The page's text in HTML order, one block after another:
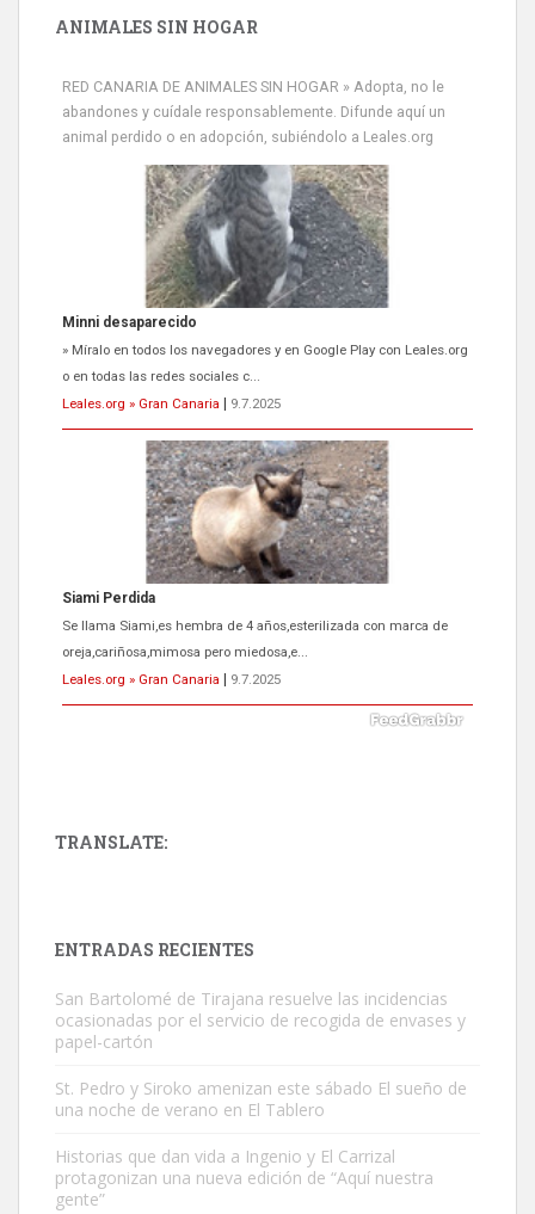
ANIMALES SIN HOGAR
RED CANARIA DE ANIMALES SIN HOGAR » Adopta, no le
abandones y cuídale responsablemente. Difunde aquí un
animal perdido o en adopción, subiéndolo a Leales.org
Minni desaparecido
» Míralo en todos los navegadores y en Google Play con Leales.org
o en todas las redes sociales c...
Leales.org » Gran Canaria
9.7.2025
Siami Perdida
Se llama Siami,es hembra de 4 años,esterilizada con marca de
oreja,cariñosa,mimosa pero miedosa,e...
Leales.org » Gran Canaria
9.7.2025
Leales.org » Gran Canaria | 9.7.2025
Gato manso encontrado
Este gato macho ha aparecido en la calle hace menos de un mes,
es muy manso y extremadamente cari...
TRANSLATE:
ENTRADAS RECIENTES
San Bartolomé de Tirajana resuelve las incidencias
ocasionadas por el servicio de recogida de envases y
papel-cartón
St. Pedro y Siroko amenizan este sábado El sueño de
una noche de verano en El Tablero
Historias que dan vida a Ingenio y El Carrizal
protagonizan una nueva edición de “Aquí nuestra
gente”